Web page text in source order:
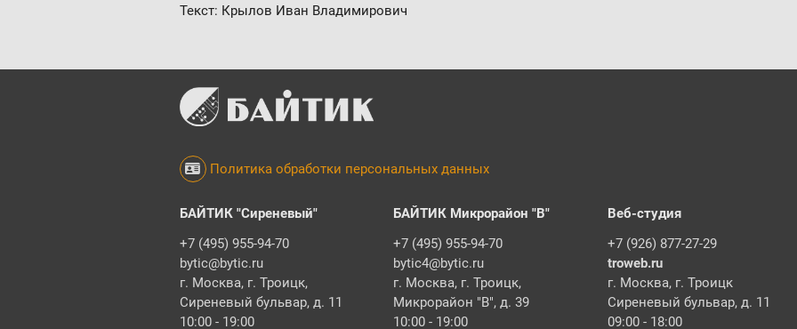
Текст: Крылов Иван Владимирович
Политика обработки персональных данных
БАЙТИК "Сиреневый"
+7 (495) 955-94-70
bytic@bytic.ru
г. Москва, г. Троицк,
Сиреневый бульвар, д. 11
10:00 - 19:00
БАЙТИК Микрорайон "В"
+7 (495) 955-94-70
bytic4@bytic.ru
г. Москва, г. Троицк,
Микрорайон "В", д. 39
10:00 - 19:00
Веб-студия
+7 (926) 877-27-29
troweb.ru
г. Москва, г. Троицк
Сиреневый бульвар, д. 11
09:00 - 18:00